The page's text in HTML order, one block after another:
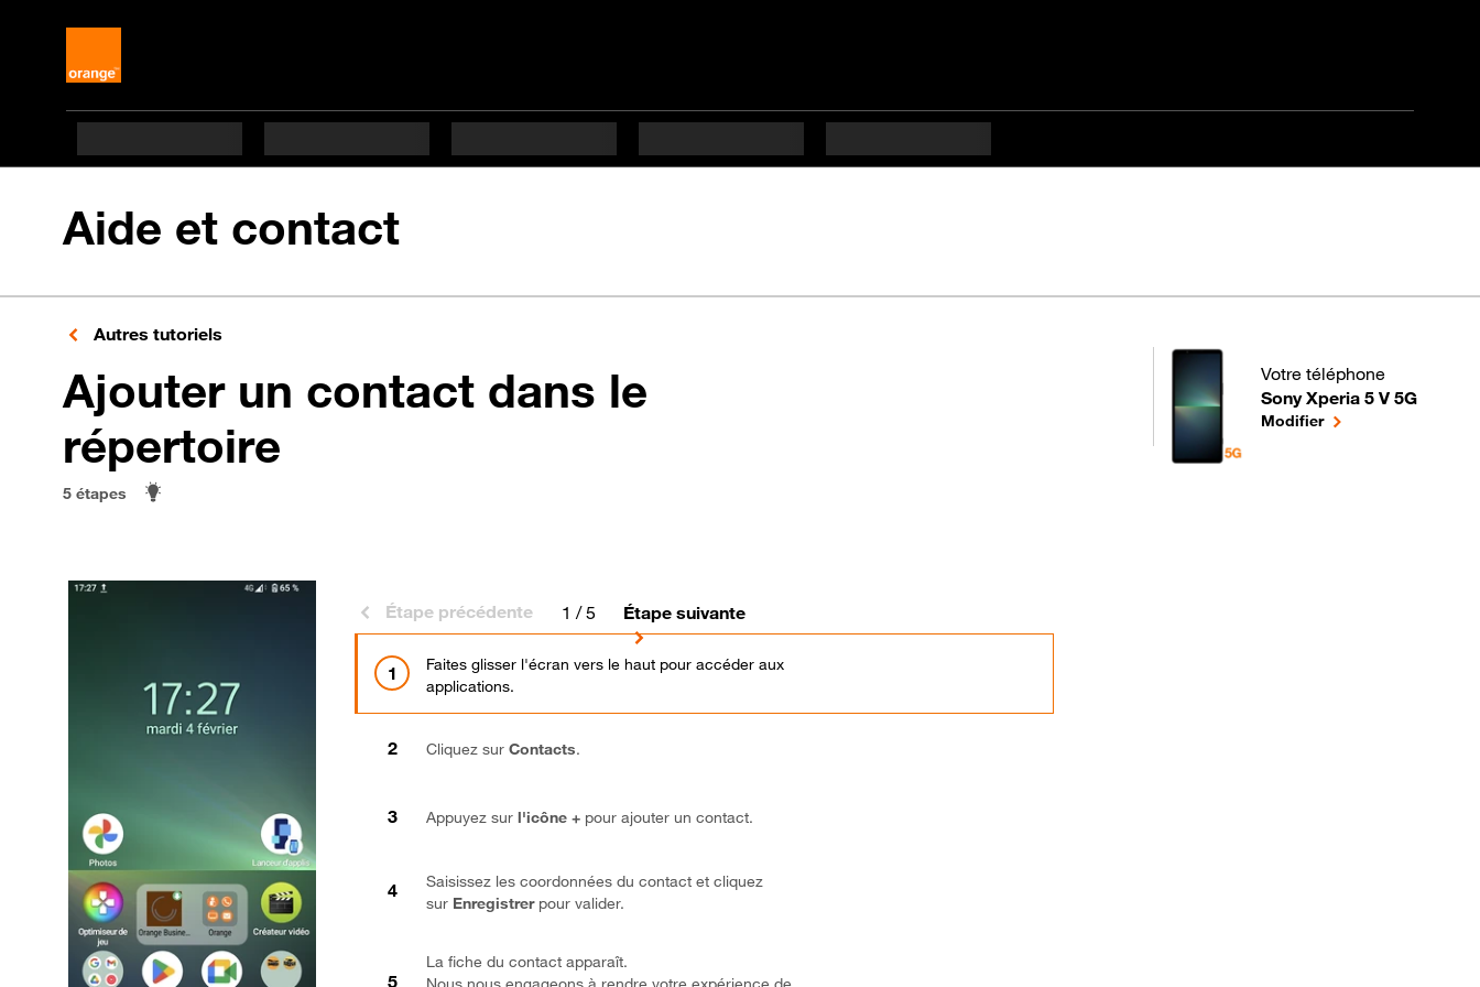
Aide et contact
Autres tutoriels
Ajouter un contact dans le
répertoire
5 étapes
Votre téléphone
Sony Xperia 5 V 5G
pour votre Sony Xperia 5 V
Modifierle téléphone
Étape précédente 1 / 5 Étape suivante
Faites glisser l'écran vers le haut pour accéder aux
applications.
Cliquez surContacts.
Appuyez surl'icône + pour ajouter un contact.
Saisissez les coordonnées du contact et cliquez
sur Enregistrerpour valider.
La fiche du contact apparaît.
Nous nous engageons à rendre votre expérience de